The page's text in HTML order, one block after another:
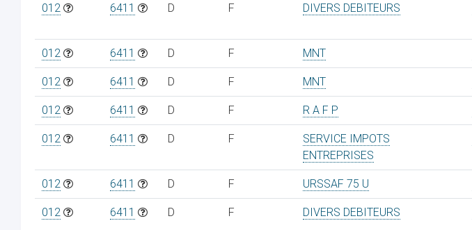
012 6411 D F DIVERS DEBITEURS
012 6411 D F MNT
012 6411 D F MNT
012 6411 D F R A F P
012 6411 D F
SERVICE IMPOTS
ENTREPRISES
012 6411 D F URSSAF 75 U
012 6411 D F DIVERS DEBITEURS